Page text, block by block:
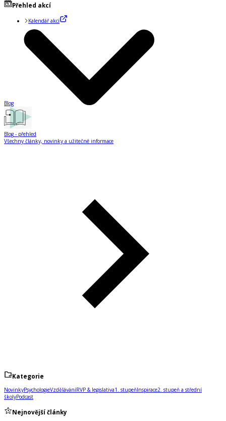
Přehled akcí
Kalendář akcí
Blog
Blog - přehled
Všechny články, novinky a užitečné informace
Kategorie
NovinkyPsychologieVzděláváníRVP & legislativa1. stupeňInspirace2. stupeň a střední
školyPodcast
Nejnovější články